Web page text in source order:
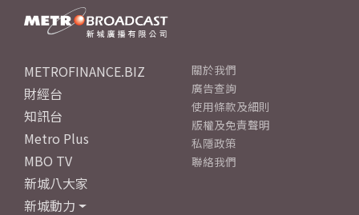
METROFINANCE.BIZ
財經台
知訊台
Metro Plus
MBO TV
新城八大家
新城動力
關於我們
廣告查詢
使用條款及細則
版權及免責聲明
私隱政策
聯絡我們